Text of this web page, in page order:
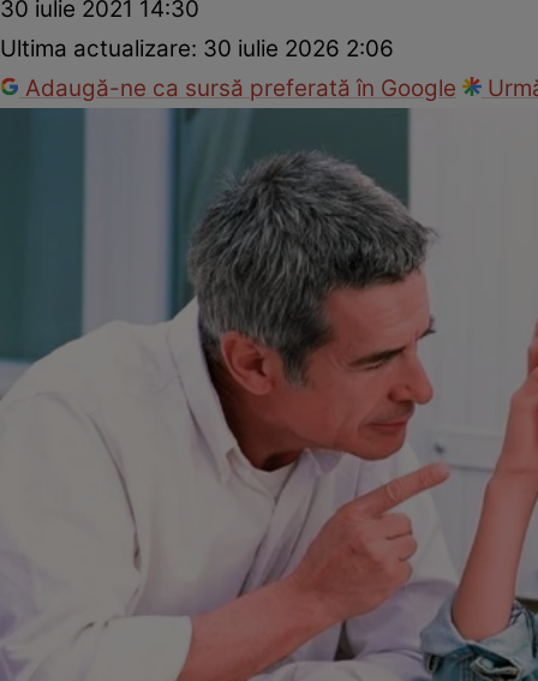
30 iulie 2021 14:30
Ultima actualizare: 30 iulie 2026 2:06
Adaugă-ne ca sursă preferată în Google